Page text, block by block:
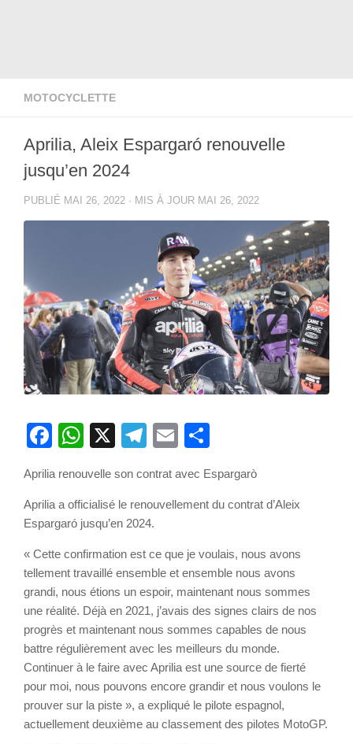
MOTOCYCLETTE
Aprilia, Aleix Espargaró renouvelle
jusqu’en 2024
PUBLIÉ MAI 26, 2022 · MIS À JOUR MAI 26, 2022
Facebook
WhatsApp
X Telegram
Email
Aprilia renouvelle son contrat avec Espargarò
Aprilia a officialisé le renouvellement du contrat d’Aleix
Espargaró jusqu’en 2024.
« Cette confirmation est ce que je voulais, nous avons
tellement travaillé ensemble et ensemble nous avons
grandi, nous étions un espoir, maintenant nous sommes
une réalité. Déjà en 2021, j’avais des signes clairs de nos
progrès et maintenant nous sommes capables de nous
battre régulièrement avec les meilleurs du monde.
Continuer à le faire avec Aprilia est une source de fierté
pour moi, nous pouvons encore grandir et nous voulons le
prouver sur la piste », a expliqué le pilote espagnol,
actuellement deuxième au classement des pilotes MotoGP.